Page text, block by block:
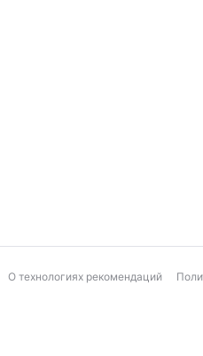
О технологиях рекомендаций